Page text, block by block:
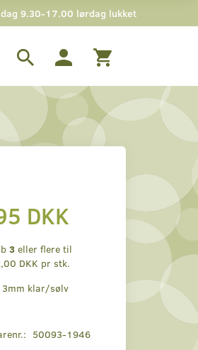
9.30-17.00 lørdag lukket
DKK
3eller flere til
DKK pr stk.
3mm klar/sølv
50093-1946